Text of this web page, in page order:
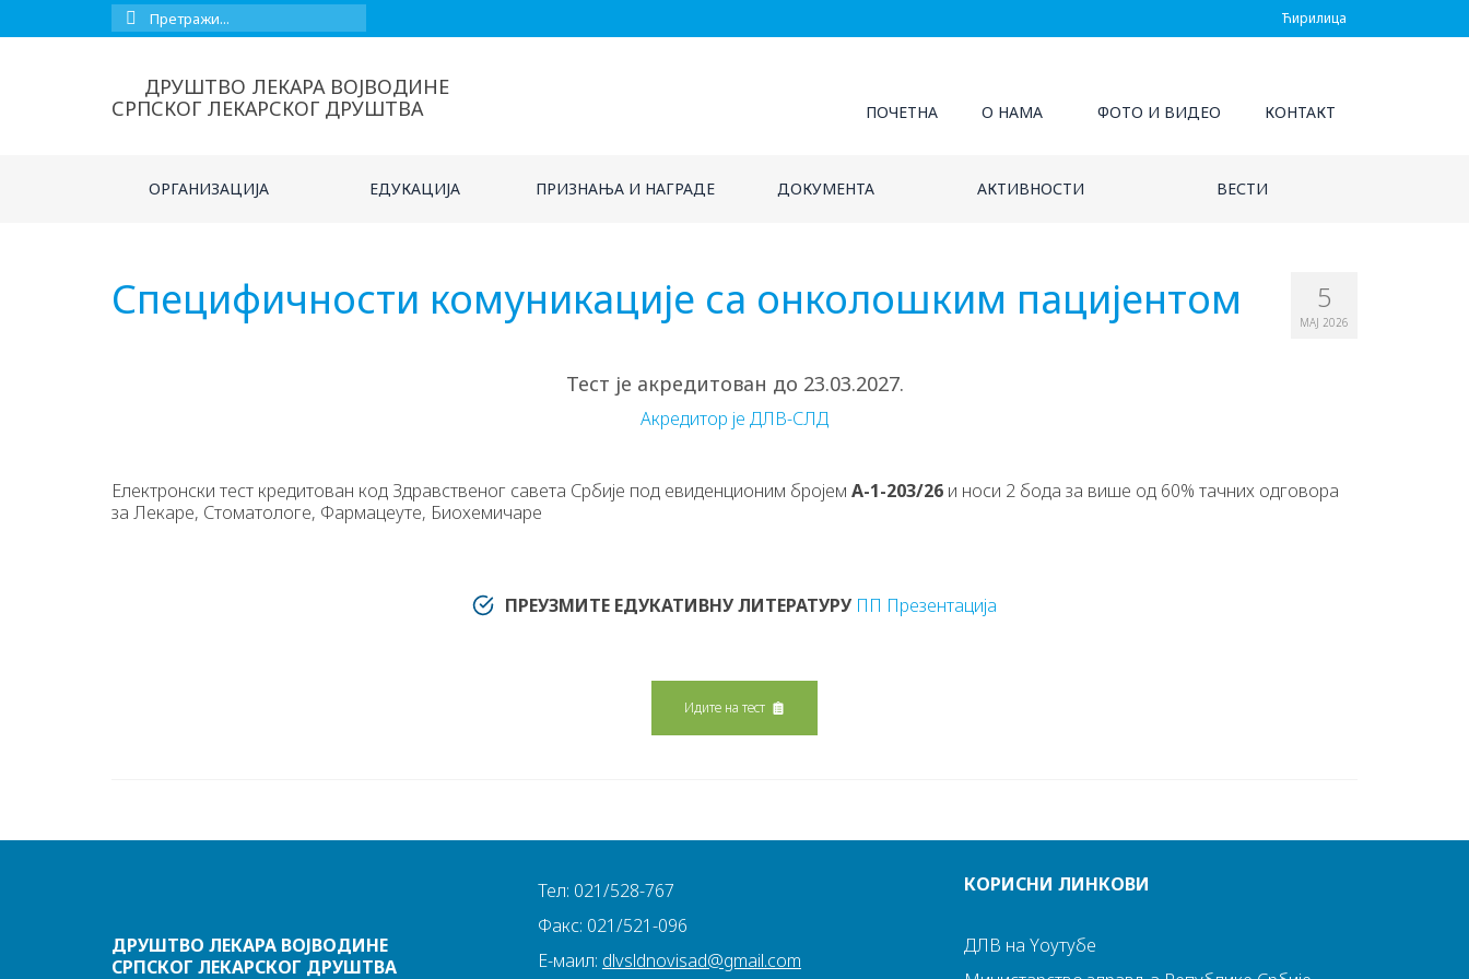
Ћирилица
Сеарцх
фор:
ДРУШТВО ЛЕКАРА ВОЈВОДИНЕ
СРПСКОГ ЛЕКАРСКОГ ДРУШТВА
ПОЧЕТНА О НАМА ФОТО И ВИДЕО КОНТАКТ
ОРГАНИЗАЦИЈА ЕДУКАЦИЈА ПРИЗНАЊА И НАГРАДЕ ДОКУМЕНТА АКТИВНОСТИ ВЕСТИ
5
МАЈ 2026
Специфичности комуникације са онколошким пацијентом
Тест је акредитован до 23.03.2027.
Акредитор је ДЛВ-СЛД
Електронски тест кредитован код Здравственог савета Србије под евиденционим бројем А-1-203/26 и носи 2 бода за више од 60% тачних одговора
за Лекаре, Стоматологе, Фармацеуте, Биохемичаре
ПРЕУЗМИТЕ ЕДУКАТИВНУ ЛИТЕРАТУРУ ПП Презентација
Идите на тест
ДРУШТВО ЛЕКАРА ВОЈВОДИНЕ
СРПСКОГ ЛЕКАРСКОГ ДРУШТВА
Тел: 021/528-767
Факс: 021/521-096
Е-маил: dlvsldnovisad@gmail.com
КОРИСНИ ЛИНКОВИ
ДЛВ на Yоутубе